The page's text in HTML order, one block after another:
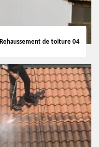
Rehaussement de toiture 04